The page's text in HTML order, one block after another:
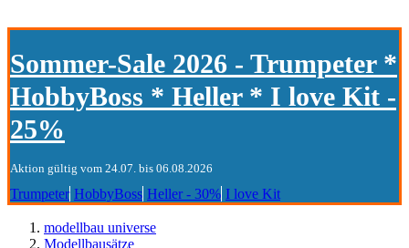
Sommer-Sale 2026 - Trumpeter *
HobbyBoss * Heller * I love Kit -
25%
Aktion gültig vom 24.07. bis 06.08.2026
Trumpeter HobbyBoss Heller - 30% I love Kit
modellbau universe
Modellbausätze